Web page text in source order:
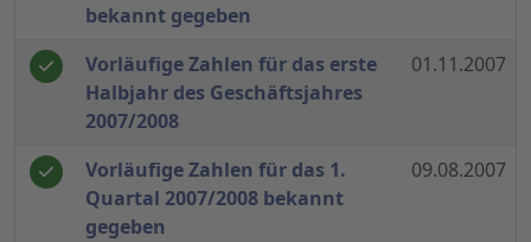
bekannt gegeben
Vorläufige Zahlen für das erste
Halbjahr des Geschäftsjahres
2007/2008
01.11.2007
Vorläufige Zahlen für das 1.
Quartal 2007/2008 bekannt
gegeben
09.08.2007